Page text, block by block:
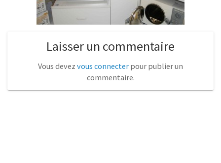
Laisser un commentaire
Vous devez vous connecter pour publier un
commentaire.